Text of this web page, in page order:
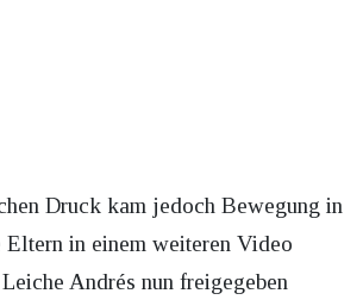
Druck kam jedoch Bewegung in
Eltern in einem weiteren Video
Andrés nun freigegeben